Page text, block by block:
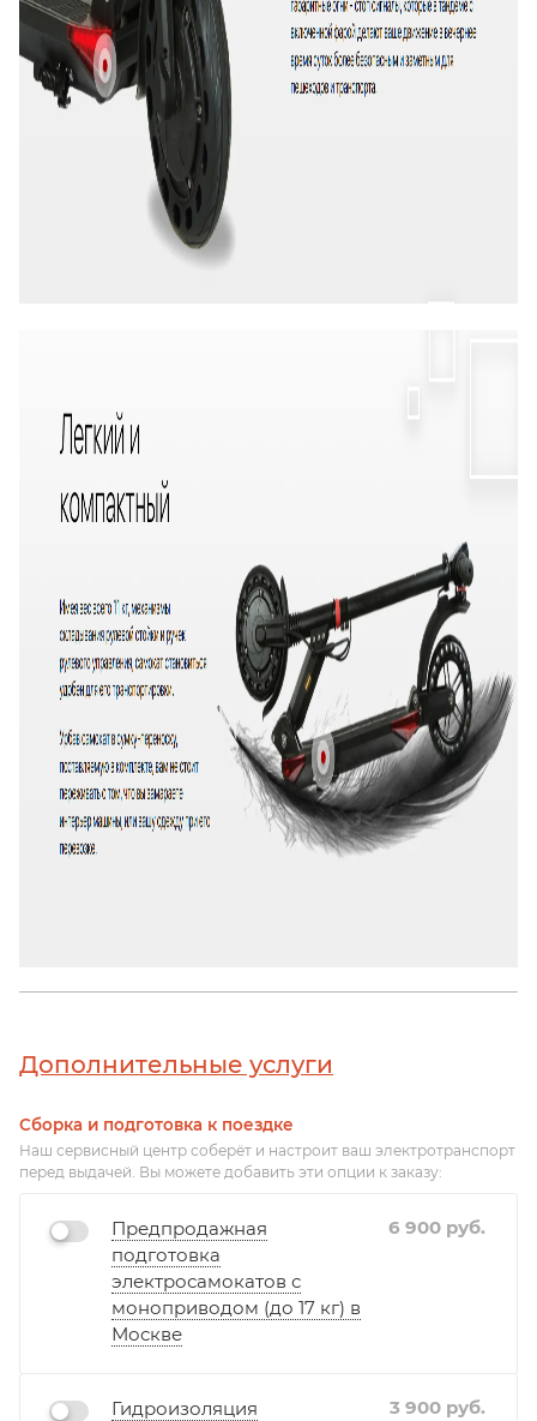
Дополнительные услуги
Сборка и подготовка к поездке
Наш сервисный центр соберёт и настроит ваш электротранспорт
перед выдачей. Вы можете добавить эти опции к заказу:
Предпродажная
подготовка
электросамокатов с
моноприводом (до 17 кг) в
Москве
6 900 руб.
Гидроизоляция
3 900 руб.